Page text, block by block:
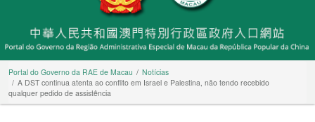
Portal do Governo da RAE de Macau
Notícias
A DST continua atenta ao conflito em Israel e Palestina, não tendo recebido
qualquer pedido de assistência